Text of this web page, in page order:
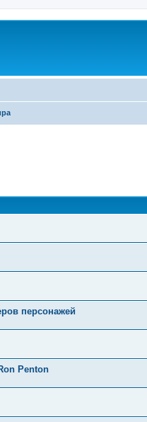
персонажей
Penton